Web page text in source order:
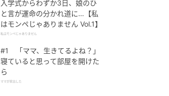
入学式からわずか3日、娘のひ
と言が運命の分かれ道に…【私
はモンペじゃありません Vol.1】
私はモンペじゃありません
#1 「ママ、生きてるよね？」
寝ていると思って部屋を開けた
ら
ママが家出した